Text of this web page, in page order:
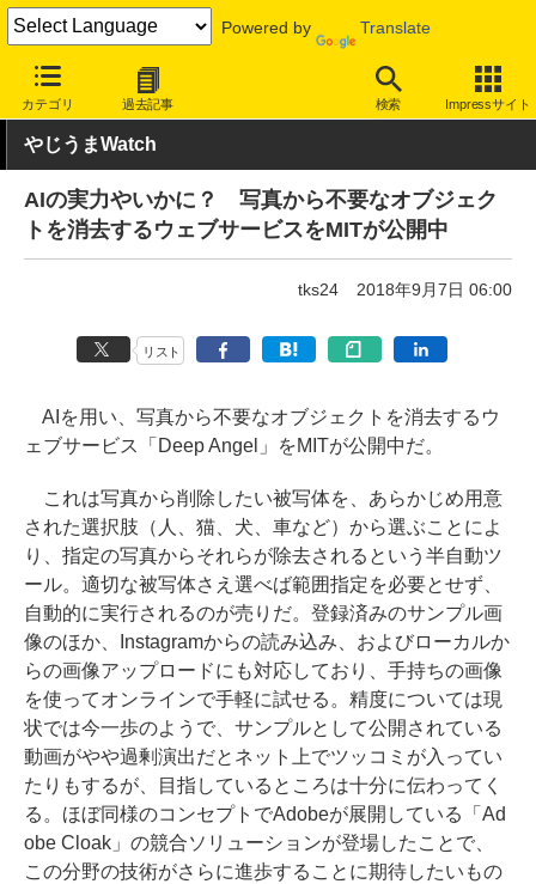
Powered by Translate
カテゴリ 過去記事 検索 Impressサイト
INTERNET Watch トピック
やじうまWatch
AIの実力やいかに？ 写真から不要なオブジェク
トを消去するウェブサービスをMITが公開中
tks24 2018年9月7日 06:00
リスト
AIを用い、写真から不要なオブジェクトを消去するウ
ェブサービス「Deep Angel」をMITが公開中だ。
これは写真から削除したい被写体を、あらかじめ用意
された選択肢（人、猫、犬、車など）から選ぶことによ
り、指定の写真からそれらが除去されるという半自動ツ
ール。適切な被写体さえ選べば範囲指定を必要とせず、
自動的に実行されるのが売りだ。登録済みのサンプル画
像のほか、Instagramからの読み込み、およびローカルか
らの画像アップロードにも対応しており、手持ちの画像
を使ってオンラインで手軽に試せる。精度については現
状では今一歩のようで、サンプルとして公開されている
動画がやや過剰演出だとネット上でツッコミが入ってい
たりもするが、目指しているところは十分に伝わってく
る。ほぼ同様のコンセプトでAdobeが展開している「Ad
obe Cloak」の競合ソリューションが登場したことで、
この分野の技術がさらに進歩することに期待したいもの